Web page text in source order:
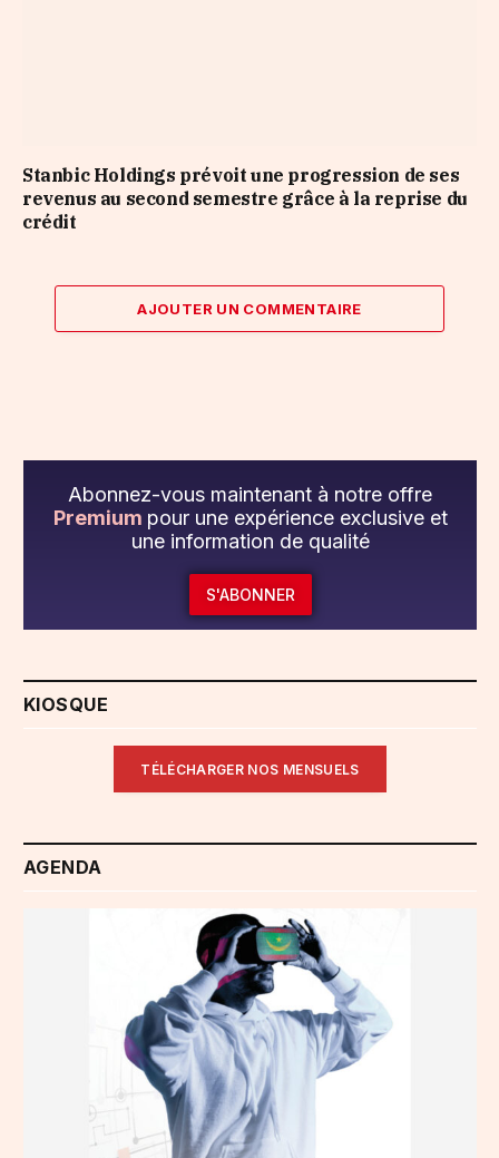
Stanbic Holdings prévoit une progression de ses
revenus au second semestre grâce à la reprise du
crédit
AJOUTER UN COMMENTAIRE
Abonnez-vous maintenant à notre offre
Premium pour une expérience exclusive et
une information de qualité
S'ABONNER
KIOSQUE
TÉLÉCHARGER NOS MENSUELS
AGENDA